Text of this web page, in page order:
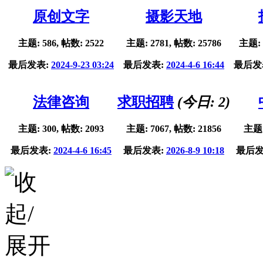
原创文字
主题: 586, 帖数: 2522
最后发表: 2024-9-23 03:24
摄影天地
主题: 2781, 帖数: 25786
最后发表: 2024-4-6 16:44
主题:
最后
法律咨询
主题: 300, 帖数: 2093
最后发表: 2024-4-6 16:45
求职招聘(今日: 2)
主题: 7067, 帖数: 21856
最后发表: 2026-8-9 10:18
主
最后